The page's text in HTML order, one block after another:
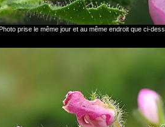
prise le même jour et au même endroit que ci-